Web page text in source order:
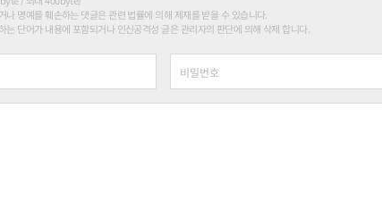
나 명예를 훼손하는 댓글은 관련 법률에 의해 제재를 받을 수 있습니다.
는 단어가 내용에 포함되거나 인신공격성 글은 관리자의 판단에 의해 삭제 합니다.